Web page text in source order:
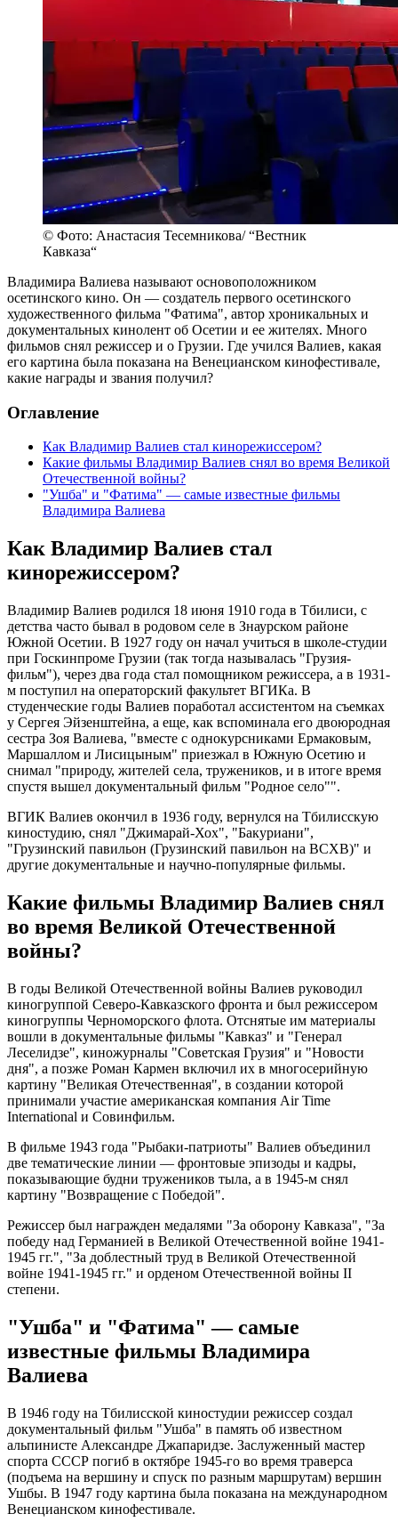
© Фото: Анастасия Тесемникова/ “Вестник
Кавказа“
Владимира Валиева называют основоположником
осетинского кино. Он — создатель первого осетинского
художественного фильма "Фатима", автор хроникальных и
документальных кинолент об Осетии и ее жителях. Много
фильмов снял режиссер и о Грузии. Где учился Валиев, какая
его картина была показана на Венецианском кинофестивале,
какие награды и звания получил?
Оглавление
Как Владимир Валиев стал кинорежиссером?
Какие фильмы Владимир Валиев снял во время Великой
Отечественной войны?
"Ушба" и "Фатима" — самые известные фильмы
Владимира Валиева
Как Владимир Валиев стал
кинорежиссером?
Владимир Валиев родился 18 июня 1910 года в Тбилиси, с
детства часто бывал в родовом селе в Знаурском районе
Южной Осетии. В 1927 году он начал учиться в школе-студии
при Госкинпроме Грузии (так тогда называлась "Грузия-
фильм"), через два года стал помощником режиссера, а в 1931-
м поступил на операторский факультет ВГИКа. В
студенческие годы Валиев поработал ассистентом на съемках
у Сергея Эйзенштейна, а еще, как вспоминала его двоюродная
сестра Зоя Валиева, "вместе с однокурсниками Ермаковым,
Маршаллом и Лисицыным" приезжал в Южную Осетию и
снимал "природу, жителей села, тружеников, и в итоге время
спустя вышел документальный фильм "Родное село"".
ВГИК Валиев окончил в 1936 году, вернулся на Тбилисскую
киностудию, снял "Джимарай-Хох", "Бакуриани",
"Грузинский павильон (Грузинский павильон на ВСХВ)" и
другие документальные и научно-популярные фильмы.
Какие фильмы Владимир Валиев снял
во время Великой Отечественной
войны?
В годы Великой Отечественной войны Валиев руководил
киногруппой Северо-Кавказского фронта и был режиссером
киногруппы Черноморского флота. Отснятые им материалы
вошли в документальные фильмы "Кавказ" и "Генерал
Леселидзе", киножурналы "Советская Грузия" и "Новости
дня", а позже Роман Кармен включил их в многосерийную
картину "Великая Отечественная", в создании которой
принимали участие американская компания Air Time
International и Совинфильм.
В фильме 1943 года "Рыбаки-патриоты" Валиев объединил
две тематические линии — фронтовые эпизоды и кадры,
показывающие будни тружеников тыла, а в 1945-м снял
картину "Возвращение с Победой".
Режиссер был награжден медалями "За оборону Кавказа", "За
победу над Германией в Великой Отечественной войне 1941-
1945 гг.", "За доблестный труд в Великой Отечественной
войне 1941-1945 гг." и орденом Отечественной войны II
степени.
"Ушба" и "Фатима" — самые
известные фильмы Владимира
Валиева
В 1946 году на Тбилисской киностудии режиссер создал
документальный фильм "Ушба" в память об известном
альпинисте Александре Джапаридзе. Заслуженный мастер
спорта СССР погиб в октябре 1945-го во время траверса
(подъема на вершину и спуск по разным маршрутам) вершин
Ушбы. В 1947 году картина была показана на международном
Венецианском кинофестивале.